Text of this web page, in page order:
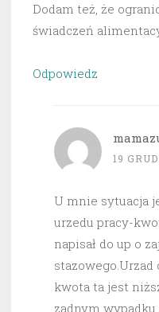
Dodam też, że
świadczeń
Odpowiedz
19
U mnie sytuacja
urzedu pracy-
napisał do up o
kwota ta jest
zadnym